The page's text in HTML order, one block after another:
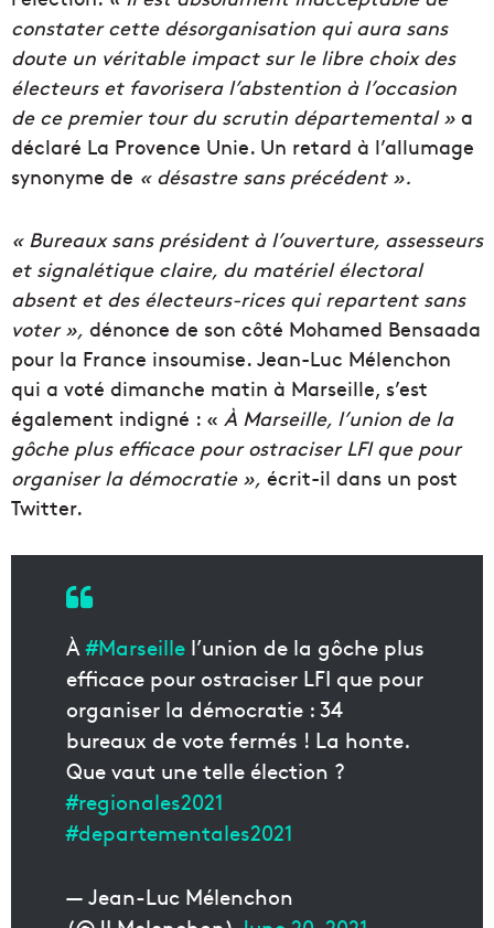
constater cette désorganisation qui aura sans
doute un véritable impact sur le libre choix des
électeurs et favorisera l’abstention à l’occasion
de ce premier tour du scrutin départemental » a
déclaré La Provence Unie. Un retard à l’allumage
synonyme de « désastre sans précédent ».
« Bureaux sans président à l’ouverture, assesseurs
et signalétique claire, du matériel électoral
absent et des électeurs-rices qui repartent sans
voter », dénonce de son côté Mohamed Bensaada
pour la France insoumise. Jean-Luc Mélenchon
qui a voté dimanche matin à Marseille, s’est
également indigné : « À Marseille, l’union de la
gôche plus efficace pour ostraciser LFI que pour
organiser la démocratie », écrit-il dans un post
Twitter.
À#Marseille l’union de la gôche plus
efficace pour ostraciser LFI que pour
organiser la démocratie : 34
bureaux de vote fermés ! La honte.
Que vaut une telle élection ?
#regionales2021
#departementales2021
— Jean-Luc Mélenchon